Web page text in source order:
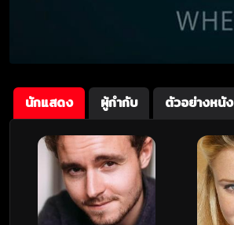
นักแสดง ผู้กำกับ ตัวอย่างหนัง